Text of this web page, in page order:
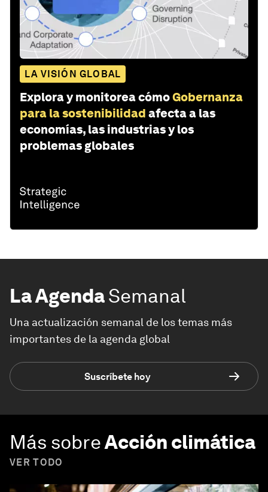
LA VISIÓN GLOBAL
Explora y monitorea cómoGobernanza
para la sostenibilidad afecta a las
economías, las industrias y los
problemas globales
La AgendaSemanal
Una actualización semanal de los temas más
importantes de la agenda global
Suscríbete hoy
Más sobreAcción climática
VER TODO